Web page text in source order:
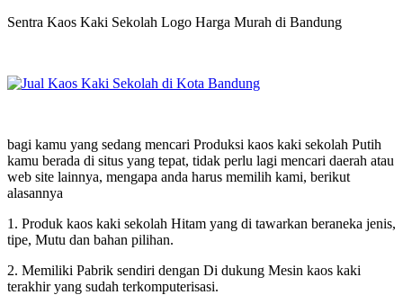
Sentra Kaos Kaki Sekolah Logo Harga Murah di Bandung
bagi kamu yang sedang mencari Produksi kaos kaki sekolah Putih
kamu berada di situs yang tepat, tidak perlu lagi mencari daerah atau
web site lainnya, mengapa anda harus memilih kami, berikut
alasannya
1. Produk kaos kaki sekolah Hitam yang di tawarkan beraneka jenis,
tipe, Mutu dan bahan pilihan.
2. Memiliki Pabrik sendiri dengan Di dukung Mesin kaos kaki
terakhir yang sudah terkomputerisasi.